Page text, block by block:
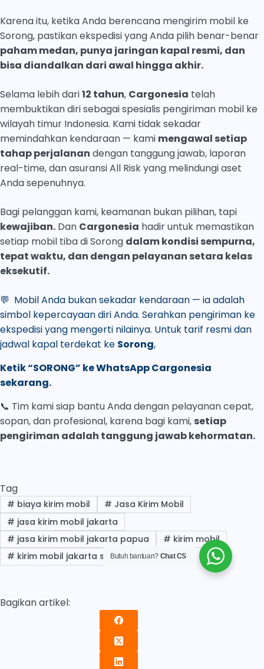
Karena itu, ketika Anda berencana mengirim mobil ke
Sorong, pastikan ekspedisi yang Anda pilih benar-benar
paham medan, punya jaringan kapal resmi, dan
bisa diandalkan dari awal hingga akhir.
Selama lebih dari12 tahun, Cargonesia telah
membuktikan diri sebagai spesialis pengiriman mobil ke
wilayah timur Indonesia. Kami tidak sekadar
memindahkan kendaraan — kami mengawal setiap
tahap perjalanan dengan tanggung jawab, laporan
real-time, dan asuransi All Risk yang melindungi aset
Anda sepenuhnya.
Bagi pelanggan kami, keamanan bukan pilihan, tapi
kewajiban. Dan Cargonesia hadir untuk memastikan
setiap mobil tiba di Sorong dalam kondisi sempurna,
tepat waktu, dan dengan pelayanan setara kelas
eksekutif.
💬 Mobil Anda bukan sekadar kendaraan — ia adalah
simbol kepercayaan diri Anda. Serahkan pengiriman ke
ekspedisi yang mengerti nilainya. Untuk tarif resmi dan
jadwal kapal terdekat ke Sorong,
Ketik “SORONG” ke WhatsApp Cargonesia
sekarang.
📞 Tim kami siap bantu Anda dengan pelayanan cepat,
sopan, dan profesional, karena bagi kami, setiap
pengiriman adalah tanggung jawab kehormatan.
Tag
# biaya kirim mobil # Jasa Kirim Mobil
# jasa kirim mobil jakarta
# jasa kirim mobil jakarta papua # kirim mobil
# kirim mobil jakarta sorong
Bagikan artikel:
Butuh bantuan? Chat CS